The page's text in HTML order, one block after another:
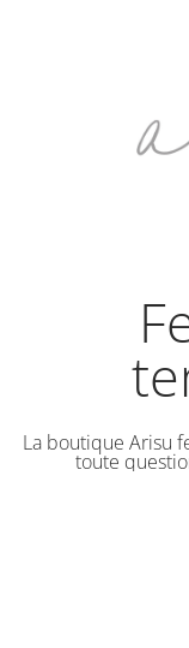
La boutique Arisu
toute